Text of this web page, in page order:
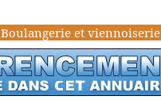
Boulangerie et viennoiserie